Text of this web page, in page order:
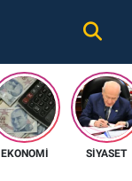
EKONOMI SIYASET